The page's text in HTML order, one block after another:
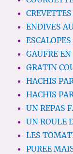
ENDIVES
GAUFRE
GRATIN
HACHIS
HACHIS
UN REPAS
UN ROULE
LES
PUREE